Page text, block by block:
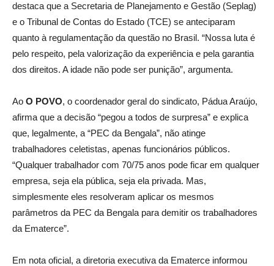
destaca que a Secretaria de Planejamento e Gestão (Seplag)
e o Tribunal de Contas do Estado (TCE) se anteciparam
quanto à regulamentação da questão no Brasil. “Nossa luta é
pelo respeito, pela valorização da experiência e pela garantia
dos direitos. A idade não pode ser punição”, argumenta.
Ao O POVO, o coordenador geral do sindicato, Pádua Araújo,
afirma que a decisão “pegou a todos de surpresa” e explica
que, legalmente, a “PEC da Bengala”, não atinge
trabalhadores celetistas, apenas funcionários públicos.
“Qualquer trabalhador com 70/75 anos pode ficar em qualquer
empresa, seja ela pública, seja ela privada. Mas,
simplesmente eles resolveram aplicar os mesmos
parâmetros da PEC da Bengala para demitir os trabalhadores
da Ematerce”.
Em nota oficial, a diretoria executiva da Ematerce informou